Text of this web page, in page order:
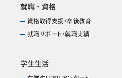
就職・資格
資格取得支援・卒後教育
就職サポート・就職実績
学生生活